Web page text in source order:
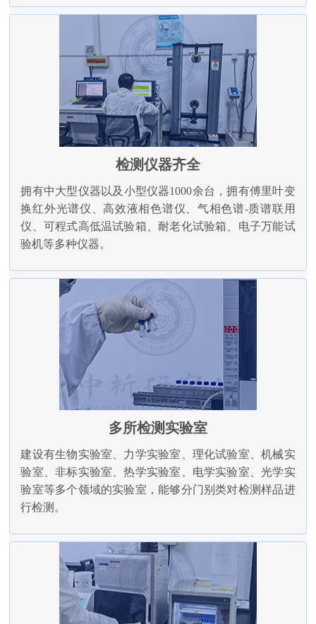
检测仪器齐全
拥有中大型仪器以及小型仪器1000余台，拥有傅里叶变
换红外光谱仪、高效液相色谱仪、气相色谱-质谱联用
仪、可程式高低温试验箱、耐老化试验箱、电子万能试
验机等多种仪器。
多所检测实验室
建设有生物实验室、力学实验室、理化试验室、机械实
验室、非标实验室、热学实验室、电学实验室、光学实
验室等多个领域的实验室，能够分门别类对检测样品进
行检测。